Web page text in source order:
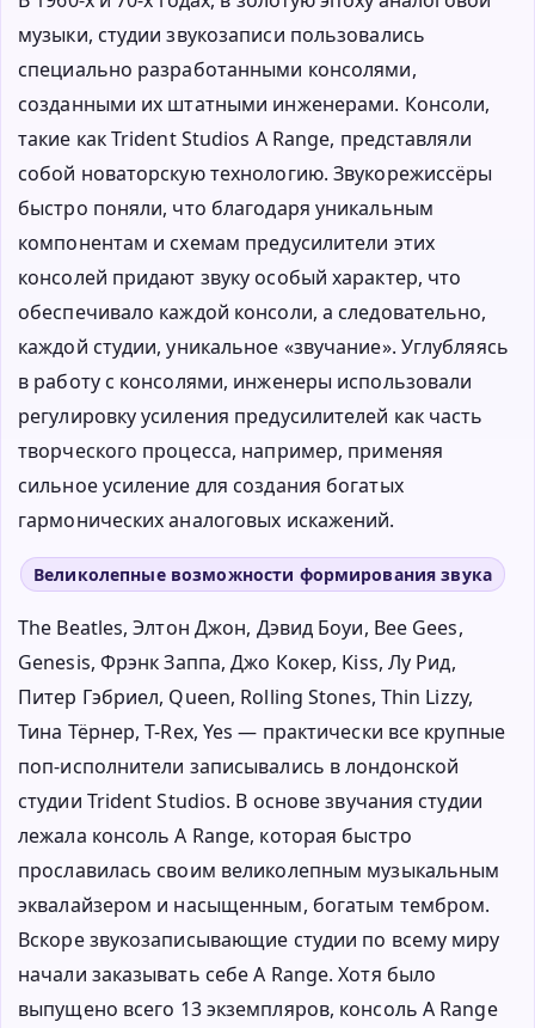
музыки, студии звукозаписи пользовались
специально разработанными консолями,
созданными их штатными инженерами. Консоли,
такие как Trident Studios A Range, представляли
собой новаторскую технологию. Звукорежиссёры
быстро поняли, что благодаря уникальным
компонентам и схемам предусилители этих
консолей придают звуку особый характер, что
обеспечивало каждой консоли, а следовательно,
каждой студии, уникальное «звучание». Углубляясь
в работу с консолями, инженеры использовали
регулировку усиления предусилителей как часть
творческого процесса, например, применяя
сильное усиление для создания богатых
гармонических аналоговых искажений.
Великолепные возможности формирования звука
The Beatles, Элтон Джон, Дэвид Боуи, Bee Gees,
Genesis, Фрэнк Заппа, Джо Кокер, Kiss, Лу Рид,
Питер Гэбриел, Queen, Rolling Stones, Thin Lizzy,
Тина Тёрнер, T-Rex, Yes — практически все крупные
поп-исполнители записывались в лондонской
студии Trident Studios. В основе звучания студии
лежала консоль A Range, которая быстро
прославилась своим великолепным музыкальным
эквалайзером и насыщенным, богатым тембром.
Вскоре звукозаписывающие студии по всему миру
начали заказывать себе A Range. Хотя было
выпущено всего 13 экземпляров, консоль A Range